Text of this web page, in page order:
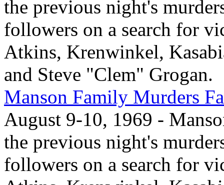
the previous night's
followers on a search for
Atkins, Krenwinkel,
and Steve "Clem" Grogan.
Manson Family Murders
August 9-10, 1969 -
the previous night's
followers on a search for